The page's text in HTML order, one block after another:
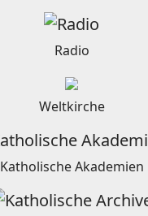
Radio
Weltkirche
Katholische Akademien